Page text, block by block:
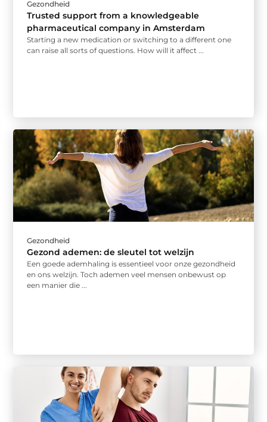
Gezondheid
Trusted support from a knowledgeable
pharmaceutical company in Amsterdam
Starting a new medication or switching to a different one
can raise all sorts of questions. How will it affect ...
Gezondheid
Gezond ademen: de sleutel tot welzijn
Een goede ademhaling is essentieel voor onze gezondheid
en ons welzijn. Toch ademen veel mensen onbewust op
een manier die ...